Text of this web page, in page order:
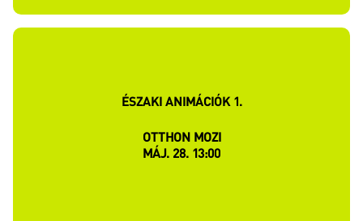
ÉSZAKI ANIMÁCIÓK 1.
OTTHON MOZI
MÁJ. 28. 13:00